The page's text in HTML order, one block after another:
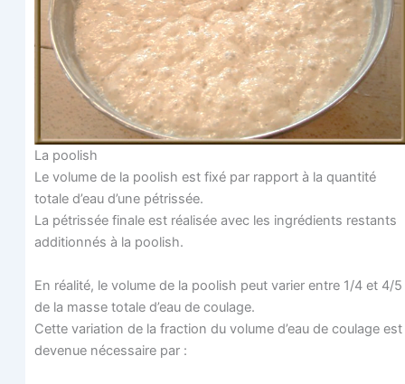
La poo­lish
Le volume de la poo­lish est fixé par rap­port à la quan­ti­té
totale d’eau d’une pétrissée.
La pétris­sée finale est réa­li­sée avec les ingré­dients res­tants
addi­tion­nés à la poolish.
En réa­li­té, le volume de la poo­lish peut varier entre 1/4 et 4/5
de la masse totale d’eau de coulage.
Cette varia­tion de la frac­tion du volume d’eau de cou­lage est
deve­nue néces­saire par :